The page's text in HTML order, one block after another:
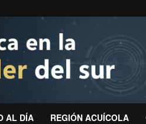
AL DÍA REGIÓN ACUÍCOLA